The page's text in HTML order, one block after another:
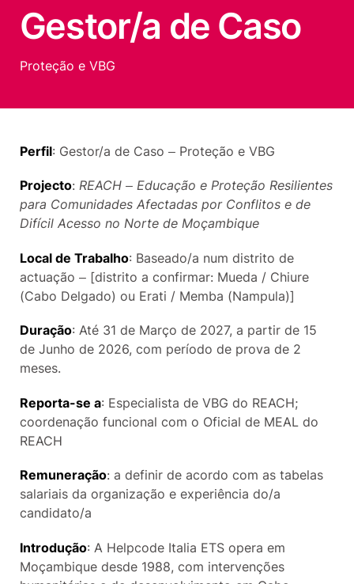
Gestor/a de Caso
Proteção e VBG
Perfil: Gestor/a de Caso – Proteção e VBG
Projecto: REACH – Educação e Proteção Resilientes
para Comunidades Afectadas por Conflitos e de
Difícil Acesso no Norte de Moçambique
Local de Trabalho: Baseado/a num distrito de
actuação – [distrito a confirmar: Mueda / Chiure
(Cabo Delgado) ou Erati / Memba (Nampula)]
Duração: Até 31 de Março de 2027, a partir de 15
de Junho de 2026, com período de prova de 2
meses.
Reporta-se a: Especialista de VBG do REACH;
coordenação funcional com o Oficial de MEAL do
REACH
Remuneração: a definir de acordo com as tabelas
salariais da organização e experiência do/a
candidato/a
Introdução: A Helpcode Italia ETS opera em
Moçambique desde 1988, com intervenções